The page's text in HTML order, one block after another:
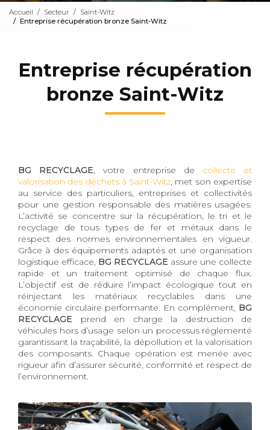
Accueil Secteur
Saint-Witz
Entreprise récupération bronze Saint-Witz
Entreprise récupération
bronze Saint-Witz
BG RECYCLAGE, votre entreprise de collecte et
valorisation des déchets à Saint-Witz, met son expertise
au service des particuliers, entreprises et collectivités
pour une gestion responsable des matières usagées.
L’activité se concentre sur la récupération, le tri et le
recyclage de tous types de fer et métaux dans le
respect des normes environnementales en vigueur.
Grâce à des équipements adaptés et une organisation
logistique efficace, BG RECYCLAGE assure une collecte
rapide et un traitement optimisé de chaque flux.
L’objectif est de réduire l’impact écologique tout en
réinjectant les matériaux recyclables dans une
économie circulaire performante. En complément, BG
RECYCLAGE prend en charge la destruction de
véhicules hors d’usage selon un processus réglementé
garantissant la traçabilité, la dépollution et la valorisation
des composants. Chaque opération est menée avec
rigueur afin d’assurer sécurité, conformité et respect de
l’environnement.